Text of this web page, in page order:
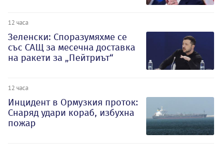
12 часа
Зеленски: Споразумяхме се
със САЩ за месечна доставка
на ракети за „Пейтриът“
12 часа
Инцидент в Ормузкия проток:
Снаряд удари кораб, избухна
пожар